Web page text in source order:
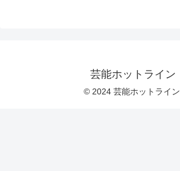
芸能ホットライン
© 2024 芸能ホットライン.